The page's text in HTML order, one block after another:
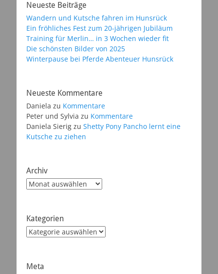
Neueste Beiträge
Wandern und Kutsche fahren im Hunsrück
Ein fröhliches Fest zum 20-jährigen Jubiläum
Training für Merlin… in 3 Wochen wieder fit
Die schönsten Bilder von 2025
Winterpause bei Pferde Abenteuer Hunsrück
Neueste Kommentare
Daniela zu Kommentare
Peter und Sylvia zu Kommentare
Daniela Sierig zu Shetty Pony Pancho lernt eine
Kutsche zu ziehen
Archiv
Archiv
Kategorien
Kategorien
Meta